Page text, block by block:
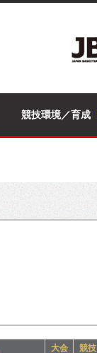
競技環境／育成
大会
競技